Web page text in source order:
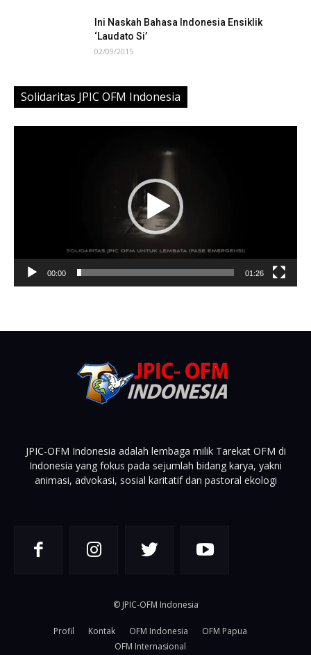
Ini Naskah Bahasa Indonesia Ensiklik
‘Laudato Si’
02/09/2015
Solidaritas JPIC OFM Indonesia
00:00 01:26
JPIC-OFM Indonesia adalah lembaga milik Tarekat OFM di
Indonesia yang fokus pada sejumlah bidang karya, yakni
animasi, advokasi, sosial karitatif dan pastoral ekologi
© JPIC-OFM Indonesia
Profil Kontak OFM Indonesia
OFM Papua
OFM Internasional